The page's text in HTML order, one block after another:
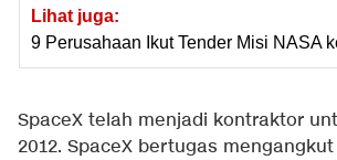
Lihat juga:
9 Perusahaan Ikut Tender Misi NASA
SpaceX telah menjadi kontraktor
2012. SpaceX bertugas